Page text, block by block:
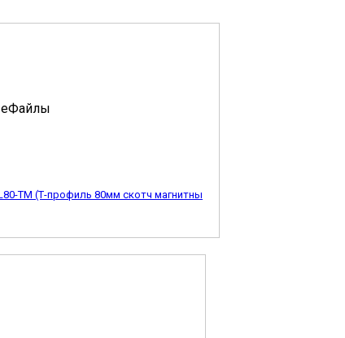
TM (Т-профиль 80мм скотч магнитны